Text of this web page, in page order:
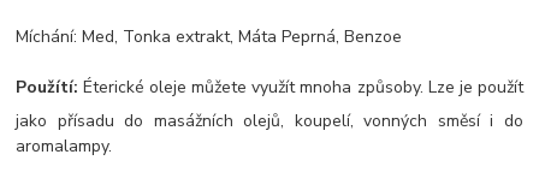
Míchání: Med, Tonka extrakt, Máta Peprná, Benzoe
Použítí: Éterické oleje můžete využít mnoha způsoby. Lze je použít
jako přísadu do masážních olejů, koupelí, vonných směsí i do
aromalampy.